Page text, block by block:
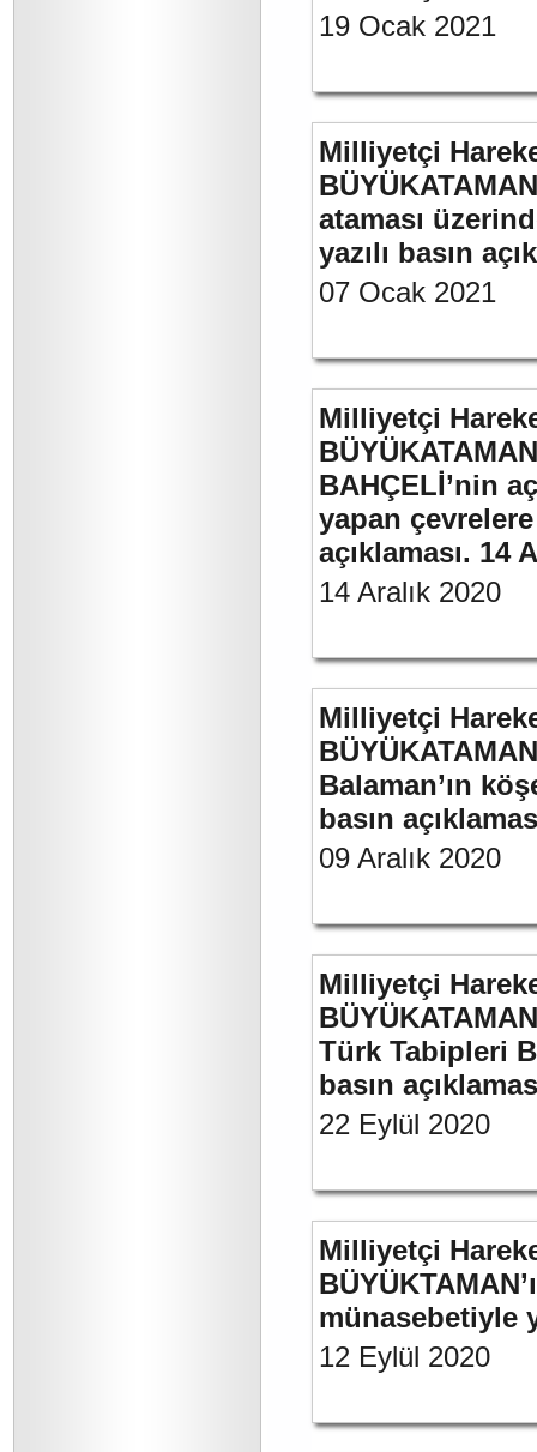
19 Ocak 2021
Milliyetçi
ataması
yazılı basın
07 Ocak 2021
Milliyetçi
BAHÇELİ’nin
yapan
açıklaması. 14
14 Aralık 2020
Milliyetçi
Balaman’ın
basın
09 Aralık 2020
Milliyetçi
Türk Tabipleri
basın
22 Eylül 2020
Milliyetçi
münasebetiyle
12 Eylül 2020